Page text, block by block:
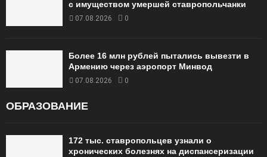
с имуществом умершей ставропольчанки
07.08.2026 0
Более 16 млн рублей пытались вывезти в
Армению через аэропорт Минвод
07.08.2026 0
ОБРАЗОВАНИЕ
172 тыс. ставропольцев узнали о
хронических болезнях на диспансеризации